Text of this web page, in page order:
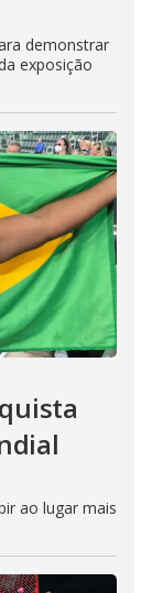
demonstrar
exposição
ao lugar mais